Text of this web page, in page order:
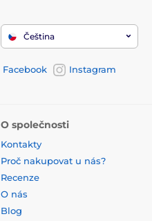
Čeština
Facebook
Instagram
O společnosti
Kontakty
Proč nakupovat u nás?
Recenze
O nás
Blog